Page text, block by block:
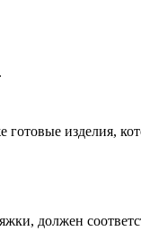
изделия,
должен